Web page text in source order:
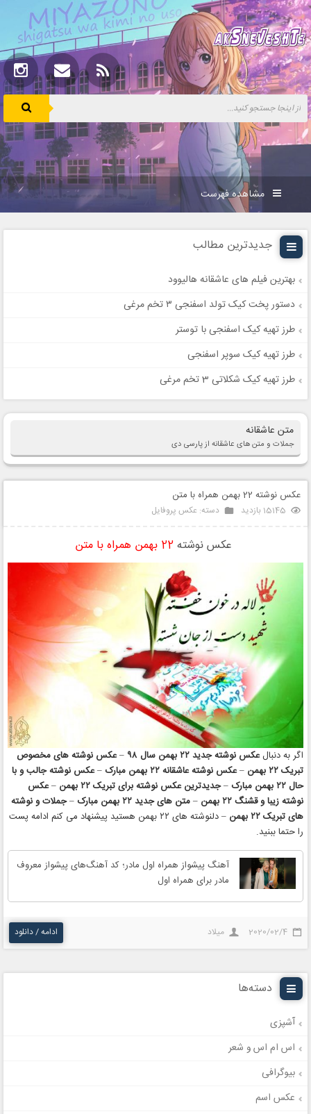
مشاهده فهرست
جدیدترین مطالب
بهترین فیلم های عاشقانه هالیوود
دستور پخت کیک تولد اسفنجی ۳ تخم مرغی
طرز تهیه کیک اسفنجی با توستر
طرز تهیه کیک سوپر اسفنجی
طرز تهیه کیک شکلاتی 3 تخم مرغی
متن عاشقانه
جملات و متن های عاشقانه از پارسی دی
عکس نوشته 22 بهمن همراه با متن
15145 بازدید دسته: عکس پروفایل
عکس نوشته 22 بهمن همراه با متن
اگر به دنبالعکس نوشته جدید ۲۲ بهمن سال ۹۸ –عکس نوشته های مخصوص
تبریک ۲۲ بهمن
–عکس نوشته عاشقانه ۲۲ بهمن مبارک –عکس نوشته جالب و با
حال ۲۲ بهمن مبارک
–جدیدترین عکس نوشته برای تبریک ۲۲ بهمن –عکس
نوشته زیبا و قشنگ ۲۲ بهمن
– متن های جدید ۲۲ بهمن مبارک –جملات و نوشته
های تبریک ۲۲ بهمن
– دلنوشته های ۲۲ بهمن هستید پیشنهاد می کنم ادامه پست
را حتما ببنید.
آهنگ پیشواز همراه اول مادر؛ کد آهنگ‌های پیشواز معروف
مادر برای همراه اول
2020/02/4 میلاد ادامه / دانلود
دسته‌ها
آشپزی
اس ام اس و شعر
بیوگرافی
عکس اسم